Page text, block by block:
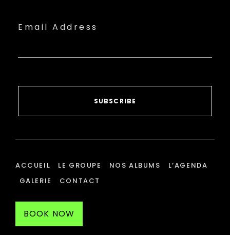
Email Address
SUBSCRIBE
ACCUEIL LE GROUPE NOS ALBUMS
L’AGENDA
GALERIE
CONTACT
BOOK NOW